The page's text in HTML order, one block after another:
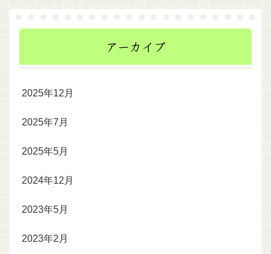
アーカイブ
2025年12月
2025年7月
2025年5月
2024年12月
2023年5月
2023年2月